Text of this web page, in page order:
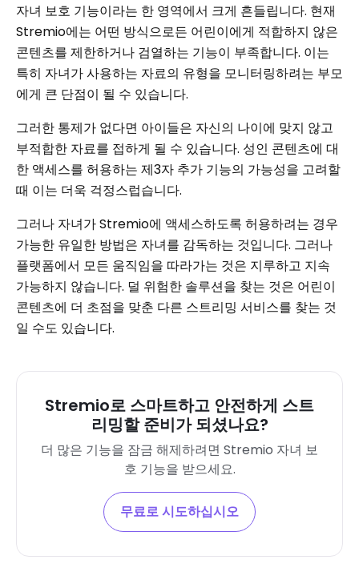
자녀 보호 기능이라는 한 영역에서 크게 흔들립니다. 현재
Stremio에는 어떤 방식으로든 어린이에게 적합하지 않은
콘텐츠를 제한하거나 검열하는 기능이 부족합니다. 이는
특히 자녀가 사용하는 자료의 유형을 모니터링하려는 부모
에게 큰 단점이 될 수 있습니다.
그러한 통제가 없다면 아이들은 자신의 나이에 맞지 않고
부적합한 자료를 접하게 될 수 있습니다. 성인 콘텐츠에 대
한 액세스를 허용하는 제3자 추가 기능의 가능성을 고려할
때 이는 더욱 걱정스럽습니다.
그러나 자녀가 Stremio에 액세스하도록 허용하려는 경우
가능한 유일한 방법은 자녀를 감독하는 것입니다. 그러나
플랫폼에서 모든 움직임을 따라가는 것은 지루하고 지속
가능하지 않습니다. 덜 위험한 솔루션을 찾는 것은 어린이
콘텐츠에 더 초점을 맞춘 다른 스트리밍 서비스를 찾는 것
일 수도 있습니다.
Stremio로 스마트하고 안전하게 스트
리밍할 준비가 되셨나요?
더 많은 기능을 잠금 해제하려면 Stremio 자녀 보
호 기능을 받으세요.
무료로 시도하십시오